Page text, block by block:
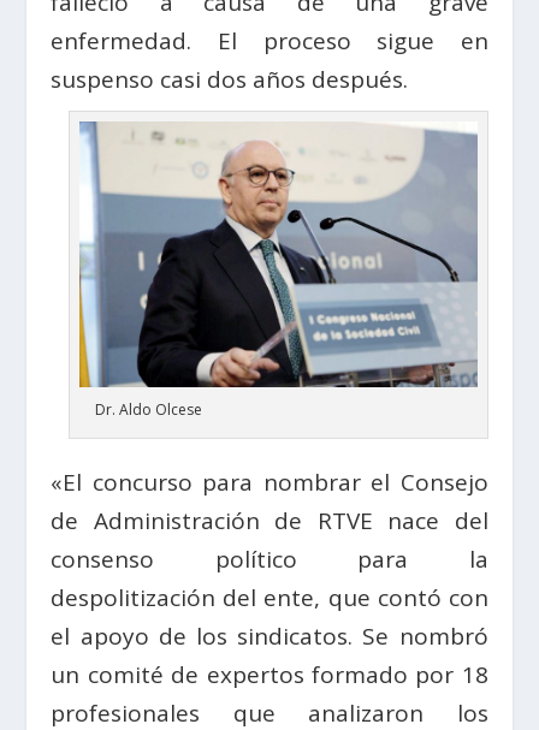
enfermedad. El proceso sigue en
suspenso casi dos años después.
Dr. Aldo Olcese
«El concurso para nombrar el Consejo
de Administración de RTVE nace del
consenso político para la
despolitización del ente, que contó con
el apoyo de los sindicatos. Se nombró
un comité de expertos formado por 18
profesionales que analizaron los